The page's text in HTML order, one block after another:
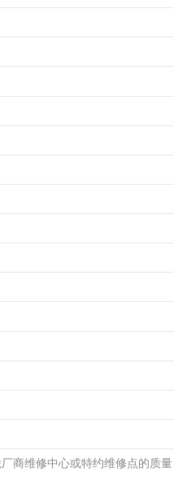
商维修中心或特约维修点的质量